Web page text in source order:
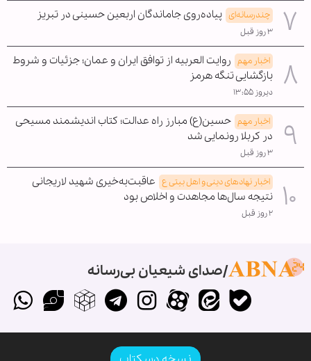
چندرسانه‌ای پیاده‌روی جاماندگان اربعین حسینی در تبریز
۳ روز قبل
اخبار مهم روایت العربیه از توافق ایران و عمان؛ جزئیات و شروط
بازگشایی تنگه هرمز
دیروز ۱۳:۵۵
اخبار مهم حسین(ع) مبارز راه عدالت؛ کتاب اندیشمند مسیحی
در کربلا رونمایی شد
۳ روز قبل
اخبار نهادهای دینی و اهل بیتی ع عاقبت‌به‌خیری شهید لاریجانی
نتیجه سال‌ها مجاهدت و اخلاص بود
۲ روز قبل
صدای شیعیان بی‌رسانه